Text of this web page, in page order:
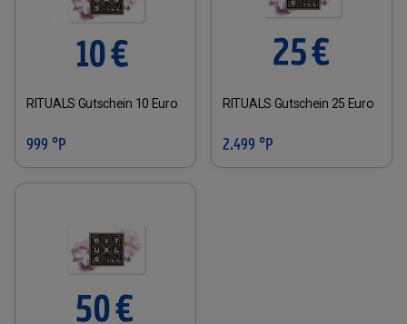
RITUALS Gutschein 10 Euro
999 °P
RITUALS Gutschein 25 Euro
2.499 °P